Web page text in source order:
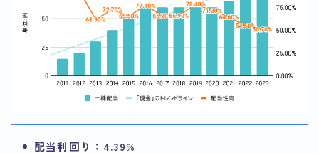
配当利回り：4.39%